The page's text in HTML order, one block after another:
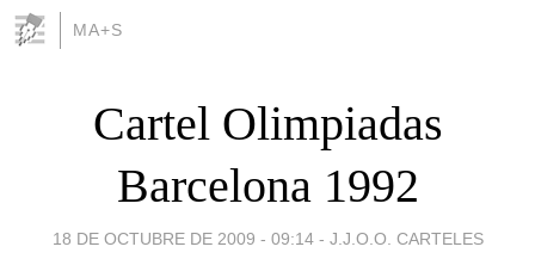
MA+S
Cartel Olimpiadas
Barcelona 1992
18 DE OCTUBRE DE 2009 - 09:14 - J.J.O.O. CARTELES